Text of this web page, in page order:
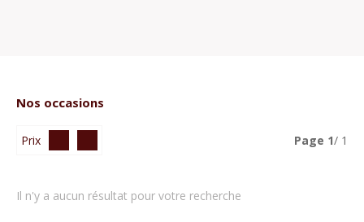
Nos occasions
Prix Page 1/ 1
Il n'y a aucun résultat pour votre recherche